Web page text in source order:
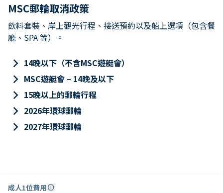
MSC郵輪取消政策
飲料套裝、岸上觀光行程、接送預約以及船上選項（包含餐
廳、SPA 等）。
keyboard_arrow_right 14晚以下（不含MSC遊艇會）
keyboard_arrow_right MSC遊艇會 – 14晚及以下
keyboard_arrow_right 15晚以上的郵輪行程
keyboard_arrow_right 2026年環球郵輪
keyboard_arrow_right 2027年環球郵輪
成人1位費用info